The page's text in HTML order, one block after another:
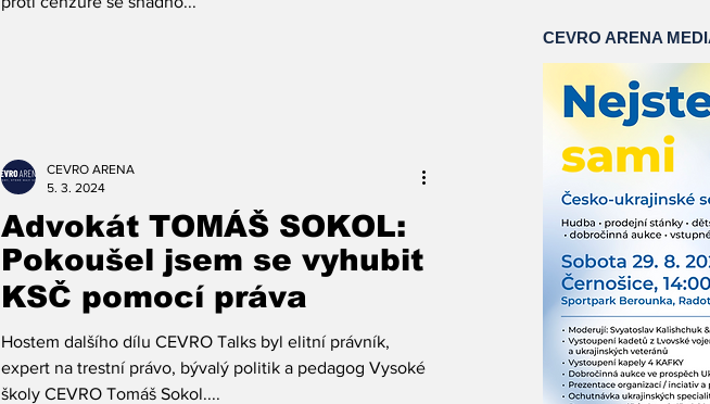
Advokát TOMÁŠ SOKOL:
Pokoušel jsem se vyhubit
KSČ pomocí práva
Hostem dalšího dílu CEVRO Talks byl elitní právník,
expert na trestní právo, bývalý politik a pedagog Vysoké
školy CEVRO Tomáš Sokol....
CEVRO ARENA
5. 3. 2024
CEVRO ARENA